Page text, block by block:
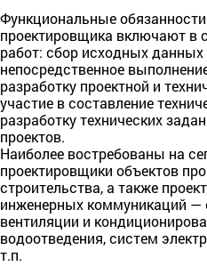
Функциональные
проектировщика включают в
работ: сбор исходных данных
непосредственное
разработку проектной и
участие в составление
разработку технических
проектов.
Наиболее востребованы на
проектировщики объектов
строительства, а также
инженерных коммуникаций —
вентиляции и
водоотведения, систем
т.п.